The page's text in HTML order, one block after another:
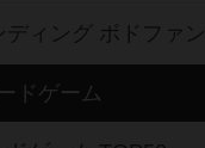
ディング ボドファン
ドゲーム